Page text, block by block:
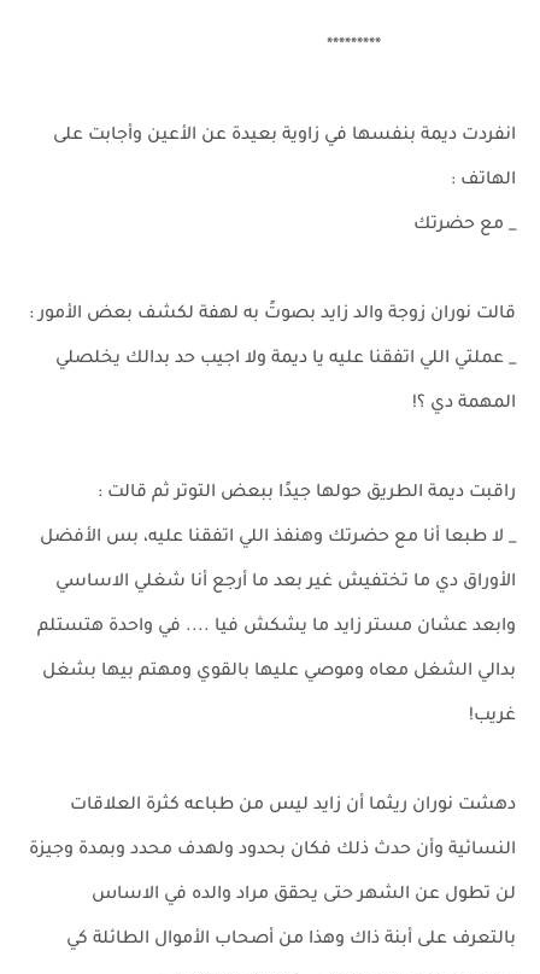
*********
انفردت ديمة بنفسها في زاوية بعيدة عن الأعين وأجابت على
الهاتف :
_ مع حضرتك
قالت نوران زوجة والد زايد بصوتً به لهفة لكشف بعض الأمور :
_ عملتي اللي اتفقنا عليه يا ديمة ولا اجيب حد بدالك يخلصلي
المهمة دي ؟!
راقبت ديمة الطريق حولها جيدًا ببعض التوتر ثم قالت :
_ لا طبعا أنا مع حضرتك وهنفذ اللي اتفقنا عليه، بس الأفضل
الأوراق دي ما تختفيش غير بعد ما أرجع أنا شغلي الاساسي
وابعد عشان مستر زايد ما يشكش فيا .... في واحدة هتستلم
بدالي الشغل معاه وموصي عليها بالقوي ومهتم بيها بشغل
غريب!
دهشت نوران ريثما أن زايد ليس من طباعه كثرة العلاقات
النسائية وأن حدث ذلك فكان بحدود ولهدف محدد وبمدة وجيزة
لن تطول عن الشهر حتى يحقق مراد والده في الاساس
بالتعرف على أبنة ذاك وهذا من أصحاب الأموال الطائلة كي